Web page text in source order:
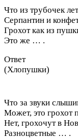
Что из трубочек
Серпантин и
Грохот как из
Это же … .
Ответ
(Хлопушки)
Что за звуки
Может, это грохот
Нет, грохочут в
Разноцветные … .